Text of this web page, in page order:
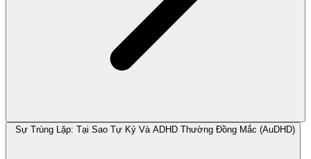
Sự Trùng Lặp: Tại Sao Tự Kỷ Và ADHD Thường Đồng Mắc (AuDHD)